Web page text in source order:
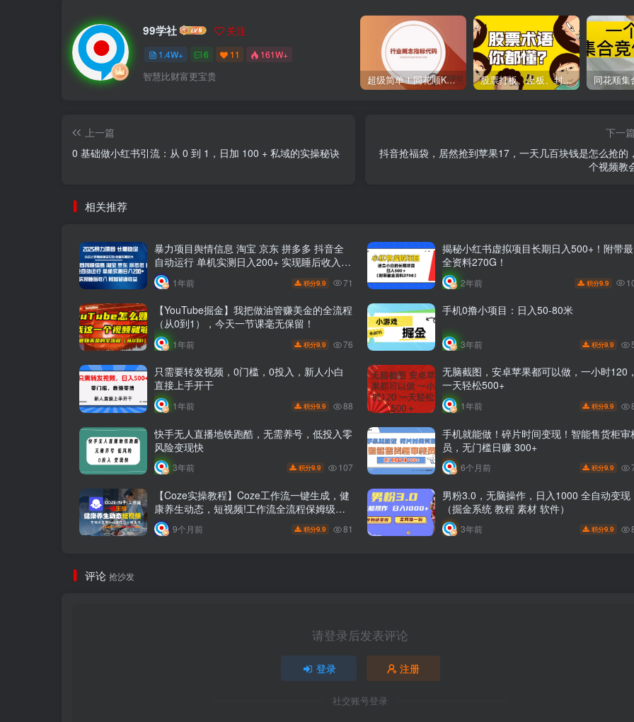
99学社 关注
1.4W+ 6 11 161W+
智慧比财富更宝贵 超级简单！同花顺K线界面显示行业概念指标代码图解 股票打板、上板、封板、翘板、炸板是什么意思？炒股你必须懂的暗语！
上一篇
0 基础做小红书引流：从 0 到 1，日加 100 + 私域的实操秘诀
下一篇
抖音抢福袋，居然抢到苹果17，一天几百块钱是怎么抢的
个视频教
相关推荐
暴力项目舆情信息 淘宝 京东 拼多多 抖音全
自动运行 单机实测日入200+ 实现睡后收入
附加管道收益
1年前 积分9.9 71
揭秘小红书虚拟项目长期日入500+！附带最
全资料270G！
2年前 积分9.9
【YouTube掘金】我把做油管赚美金的全流程
（从0到1），今天一节课毫无保留！
1年前 积分9.9 76
手机0撸小项目：日入50-80米
3年前 积分9.9
只需要转发视频，0门槛，0投入，新人小白
直接上手开干
1年前 积分9.9 88
无脑截图，安卓苹果都可以做，一小时120，
一天轻松500+
1年前 积分9.9
快手无人直播地铁跑酷，无需养号，低投入零
风险变现快
3年前 积分9.9 107
手机就能做！碎片时间变现！智能售货柜审
员，无门槛日赚 300+
6个月前 积分9.9
【Coze实操教程】Coze工作流一键生成，健
康养生动态，短视频!工作流全流程保姆级教
学 !
9个月前 积分9.9 81
男粉3.0，无脑操作，日入1000 全自动变现
（掘金系统 教程 素材 软件）
3年前 积分9.9
评论 抢沙发
请登录后发表评论
登录 注册
社交账号登录